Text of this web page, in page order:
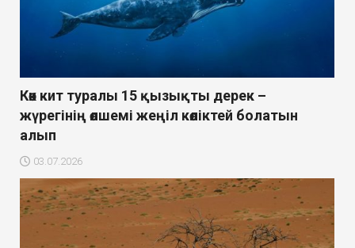
Көк кит туралы 15 қызықты дерек –
жүрегінің өлшемі жеңіл көліктей болатын
алып
03.07.2026